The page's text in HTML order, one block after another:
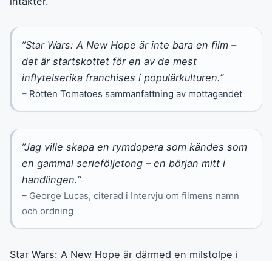
”Star Wars: A New Hope är inte bara en film –
det är startskottet för en av de mest
inflytelserika franchises i populärkulturen.”
– Rotten Tomatoes sammanfattning av mottagandet
”Jag ville skapa en rymdopera som kändes som
en gammal serieföljetong – en början mitt i
handlingen.”
– George Lucas, citerad i Intervju om filmens namn
och ordning
Star Wars: A New Hope är därmed en milstolpe i